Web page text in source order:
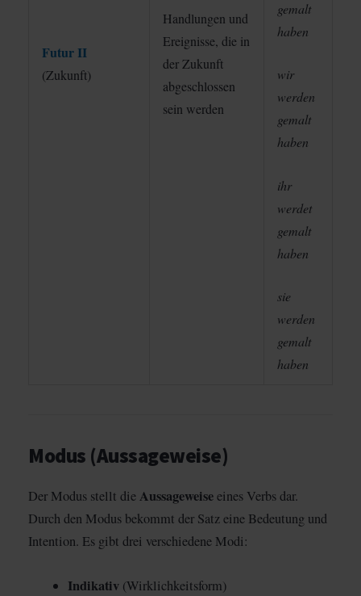
Futur II
(Zukunft)
Handlungen und
Ereignisse, die in
der Zukunft
abgeschlossen
sein werden
gemalt
haben
wir
werden
gemalt
haben
ihr
werdet
gemalt
haben
sie
werden
gemalt
haben
Modus (Aussageweise)
Der Modus stellt dieAussageweiseeines Verbs dar.
Durch den Modus bekommt der Satz eine Bedeutung und
Intention. Es gibt drei verschiedene Modi:
Indikativ (Wirklichkeitsform)